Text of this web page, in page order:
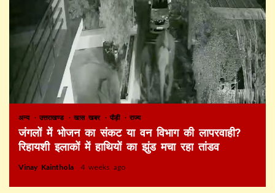
अन्य उत्तराखण्ड खास खबर पौड़ी राज्य
जंगलों में भोजन का संकट या वन विभाग की लापरवाही?
रिहायशी इलाकों में हाथियों का झुंड मचा रहा तांडव
Vinay Kainthola 4 weeks ago